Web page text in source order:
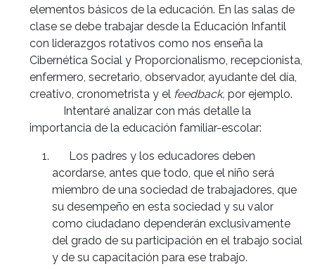
elementos básicos de la educación. En las salas de
clase se debe trabajar desde la Educación Infantil
con liderazgos rotativos como nos enseña la
Cibernética Social y Proporcionalismo, recepcionista,
enfermero, secretario, observador, ayudante del día,
creativo, cronometrista y el feedback, por ejemplo.
Intentaré analizar con más detalle la
importancia de la educación familiar-escolar:
Los padres y los educadores deben
acordarse, antes que todo, que el niño será
miembro de una sociedad de trabajadores, que
su desempeño en esta sociedad y su valor
como ciudadano dependerán exclusivamente
del grado de su participación en el trabajo social
y de su capacitación para ese trabajo.